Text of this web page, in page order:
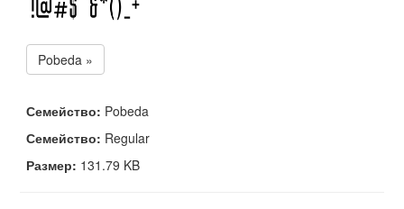
Pobeda »
Семейство: Pobeda
Семейство: Regular
Размер: 131.79 KB